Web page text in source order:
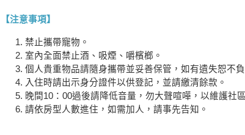
【注意事項】
禁止攜帶寵物。
室內全面禁止酒、吸煙、嚼檳榔。
個人貴重物品請隨身攜帶並妥善保管，如有遺失恕不負
入住時請出示身分證件以供登記，並請繳清餘款。
晚間10：00過後請降低音量，勿大聲喧嘩，以維護社
請依房型人數進住，如需加人，請事先告知。